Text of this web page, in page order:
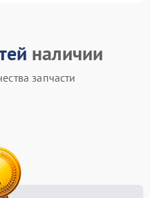
наличии
запчасти